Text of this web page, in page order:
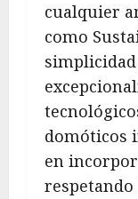
cualquier
como
domóticos
en